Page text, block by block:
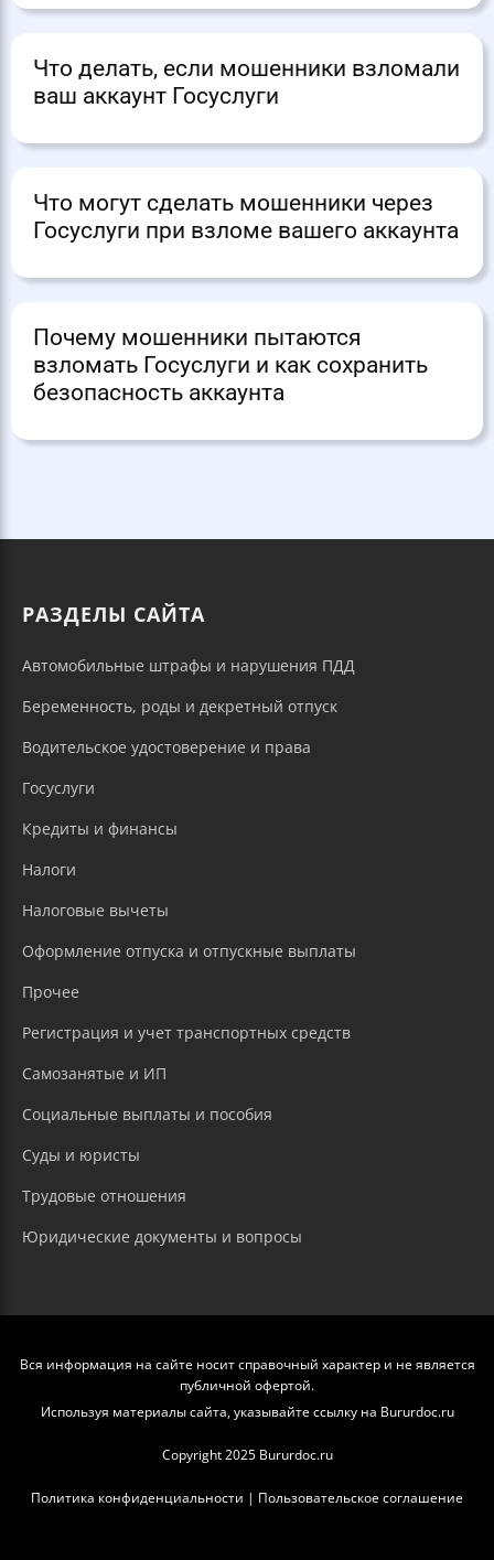
Что делать, если мошенники взломали
ваш аккаунт Госуслуги
Что могут сделать мошенники через
Госуслуги при взломе вашего аккаунта
Почему мошенники пытаются
взломать Госуслуги и как сохранить
безопасность аккаунта
РАЗДЕЛЫ САЙТА
Автомобильные штрафы и нарушения ПДД
Беременность, роды и декретный отпуск
Водительское удостоверение и права
Госуслуги
Кредиты и финансы
Налоги
Налоговые вычеты
Оформление отпуска и отпускные выплаты
Прочее
Регистрация и учет транспортных средств
Самозанятые и ИП
Социальные выплаты и пособия
Суды и юристы
Трудовые отношения
Юридические документы и вопросы
Вся информация на сайте носит справочный характер и не является
публичной офертой.
Используя материалы сайта, указывайте ссылку на Bururdoc.ru
Copyright 2025 Bururdoc.ru
Политика конфиденциальности | Пользовательское соглашение